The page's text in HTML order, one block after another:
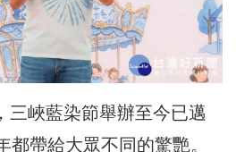
三峽藍染節舉辦至今已邁
都帶給大眾不同的驚艷。